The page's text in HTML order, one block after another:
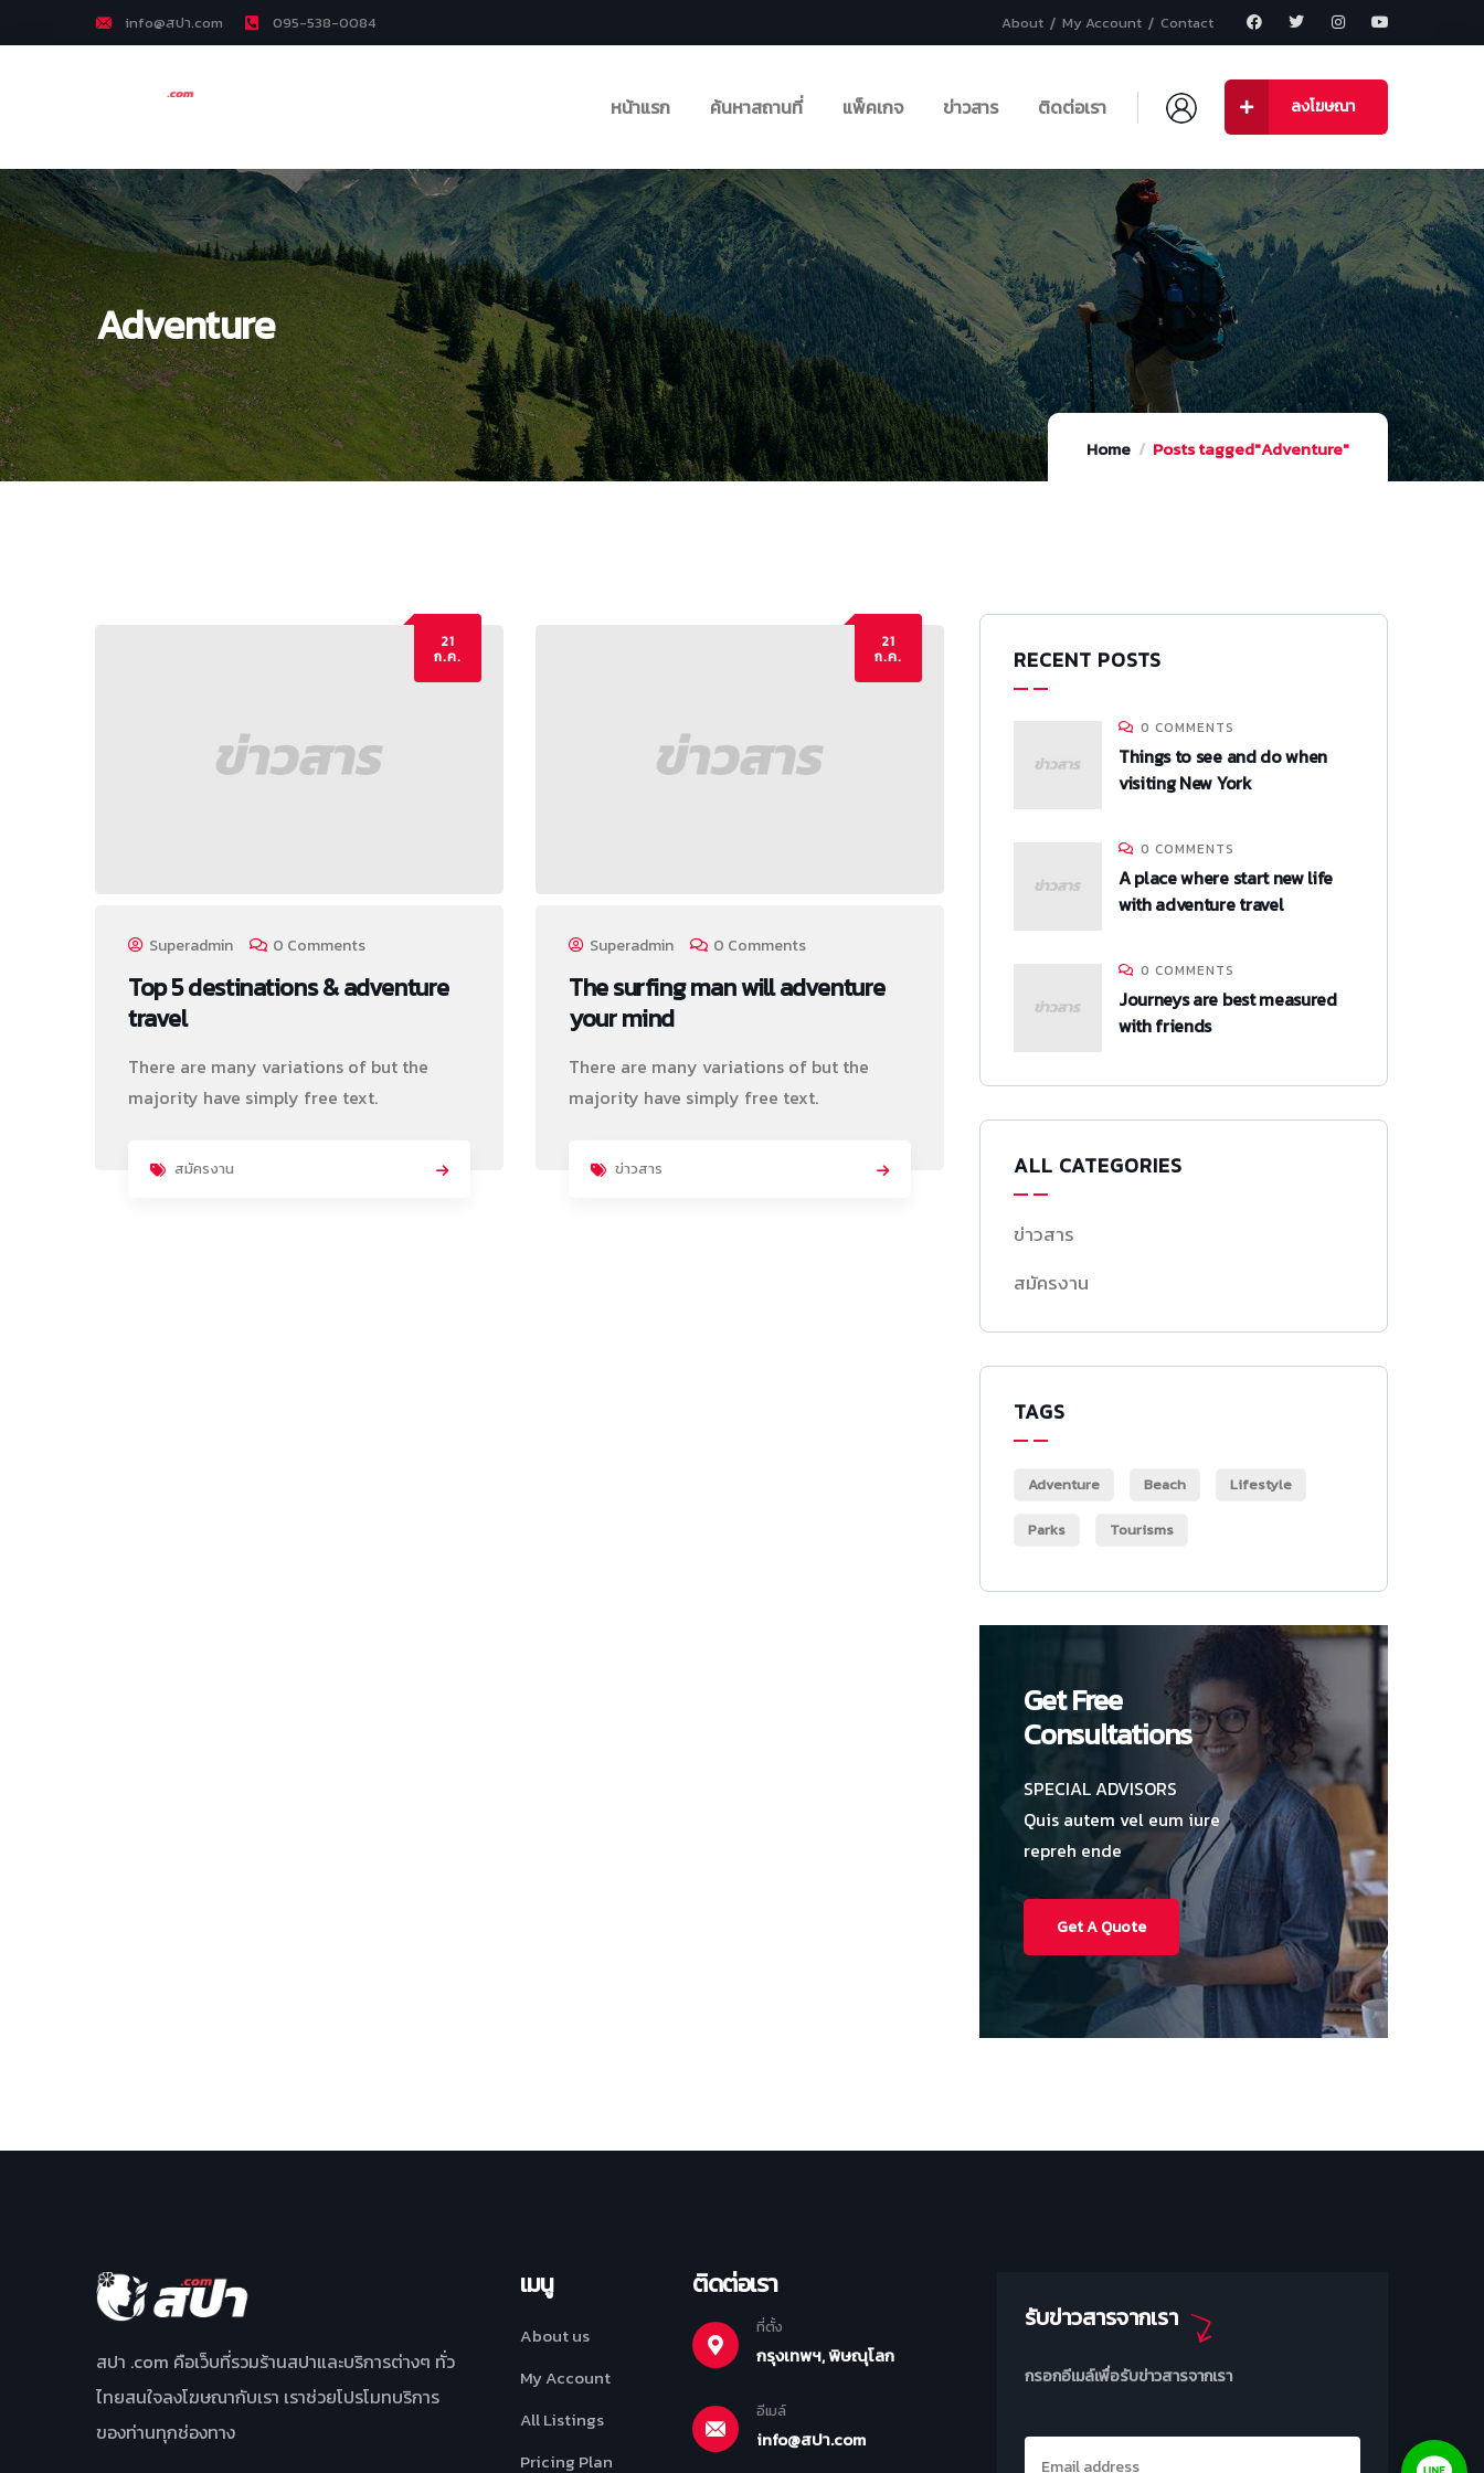
info@สปา.com 095-538-0084 About My Account Contact
หน้าแรก ค้นหาสถานที่ แพ็คเกจ ข่าวสาร ติดต่อเรา ลงโฆษณา
Adventure
Home Posts tagged"Adventure"
21
ก.ค.
Superadmin 0 Comments
Top 5 destinations & adventure
travel
There are many variations of but the
majority have simply free text.
สมัครงาน
21
ก.ค.
Superadmin 0 Comments
The surfing man will adventure
your mind
There are many variations of but the
majority have simply free text.
ข่าวสาร
RECENT POSTS
0 COMMENTS
Things to see and do when
visiting New York
0 COMMENTS
A place where start new life
with adventure travel
0 COMMENTS
Journeys are best measured
with friends
ALL CATEGORIES
ข่าวสาร
สมัครงาน
TAGS
Adventure Beach Lifestyle
Parks Tourisms
Get Free
Consultations
SPECIAL ADVISORS
Quis autem vel eum iure
repreh ende
Get A Quote
สปา .com คือเว็บที่รวมร้านสปาและบริการต่างๆ ทั่ว
ไทยสนใจลงโฆษณากับเรา เราช่วยโปรโมทบริการ
ของท่านทุกช่องทาง
เมนู
About us
My Account
All Listings
Pricing Plan
ติดต่อเรา
ที่ตั้ง
กรุงเทพฯ, พิษณุโลก
อีเมล์
info@สปา.com
รับข่าวสารจากเรา
กรอกอีเมล์เพื่อรับข่าวสารจากเรา